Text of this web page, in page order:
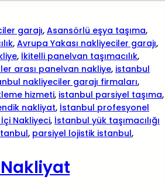
garajı, Asansörlü eşya taşıma
, Avrupa Yakası nakliyeciler garajı
, İkitelli panelvan taşımacılık
arası panelvan nakliye, istanbul
nakliyeciler garajı firmaları
hizmeti, istanbul parsiyel taşıma
nakliyat, İstanbul profesyonel
Nakliyeci, İstanbul yük taşımacılığı
, parsiyel lojistik istanbul
Nakliyat